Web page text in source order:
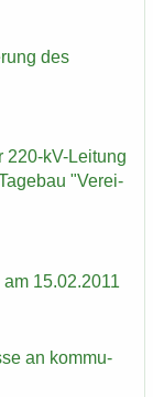
des
220-​kV-Leitung
"Ver­ei­
15.02.2011
an kom­mu­